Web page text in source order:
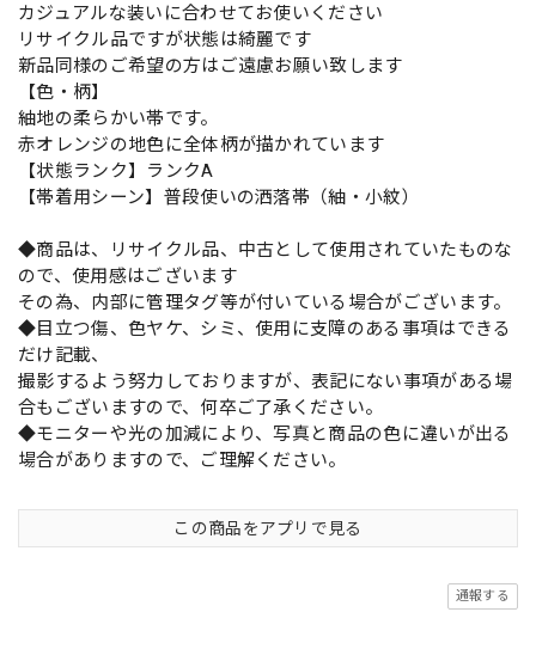
カジュアルな装いに合わせてお使いください
リサイクル品ですが状態は綺麗です
新品同様のご希望の方はご遠慮お願い致します
【色・柄】
紬地の柔らかい帯です。
赤オレンジの地色に全体柄が描かれています
【状態ランク】ランクA
【帯着用シーン】普段使いの洒落帯（紬・小紋）
◆商品は、リサイクル品、中古として使用されていたものな
ので、使用感はございます
その為、内部に管理タグ等が付いている場合がございます。
◆目立つ傷、色ヤケ、シミ、使用に支障のある事項はできる
だけ記載、
撮影するよう努力しておりますが、表記にない事項がある場
合もございますので、何卒ご了承ください。
◆モニターや光の加減により、写真と商品の色に違いが出る
場合がありますので、ご理解ください。
この商品をアプリで見る
通報する